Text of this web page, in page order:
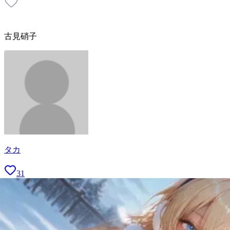
古見硝子
タカ
31